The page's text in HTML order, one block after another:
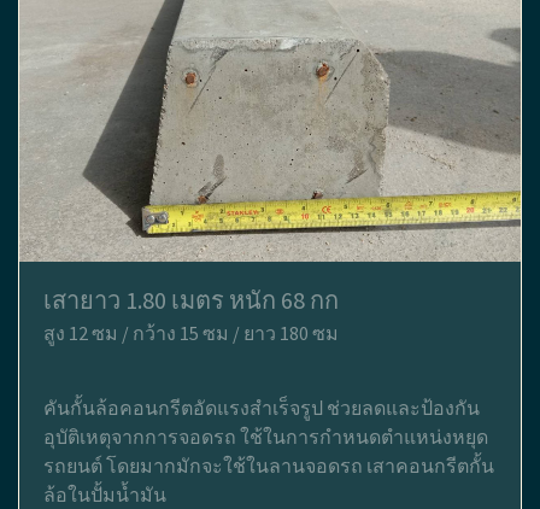
เสายาว 1.80 เมตร หนัก 68 กก
สูง 12 ซม / กว้าง 15 ซม / ยาว 180 ซม
คันกั้นล้อคอนกรีตอัดแรงสำเร็จรูป ช่วยลดและป้องกัน
อุบัติเหตุจากการจอดรถ ใช้ในการกำหนดตำแหน่งหยุด
รถยนต์ โดยมากมักจะใช้ในลานจอดรถ เสาคอนกรีตกั้น
ล้อในปั้มน้ำมัน